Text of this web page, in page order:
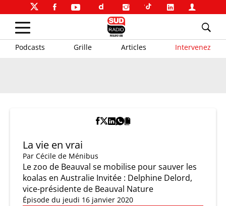
Podcasts Grille Articles Intervenez
La vie en vrai
Par Cécile de Ménibus
Le zoo de Beauval se mobilise pour sauver les
koalas en Australie Invitée : Delphine Delord,
vice-présidente de Beauval Nature
Épisode du jeudi 16 janvier 2020